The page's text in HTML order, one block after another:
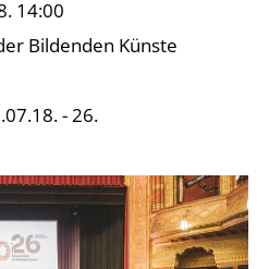
14:00
Bildenden Künste
- 26.